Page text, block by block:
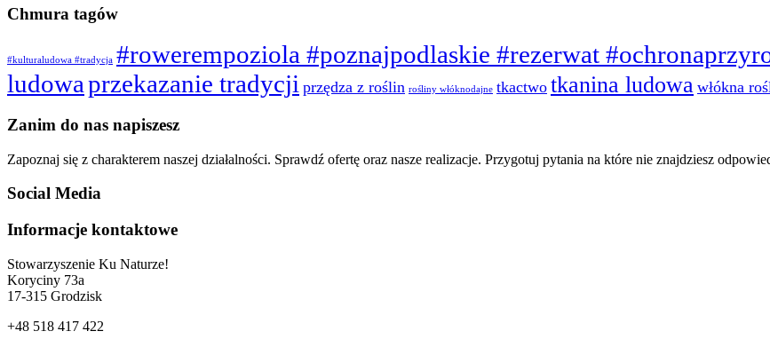
Chmura tagów
#kulturaludowa #tradycja #rowerempoziola #poznajpodlaskie #rezerwat
ludowaprzekazanie tradycji przędza z roślin rośliny włóknodajne tkactwo tkanina ludowa włókna
Zanim do nas napiszesz
Zapoznaj się z charakterem naszej działalności. Sprawdź ofertę oraz nasze realizacje. Przygotuj pytania na które nie znajdziesz
Social Media
Informacje kontaktowe
Stowarzyszenie Ku Naturze!
Koryciny 73a
17-315 Grodzisk
+48 518 417 422